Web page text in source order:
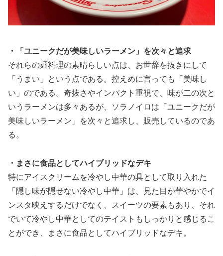
・「ユニークだが美味しいラーメン」を次々と追求
それらの麺料理の素晴らしい点は、お世辞を抜きにして
「うまい」という点である。控えめに言っても「美味し
い」のである。奇抜さやインパクト重視で、味が二の次と
いうラーメンは多々あるが、ソラノイロは「ユニークだが
美味しいラーメン」を次々と追求し、販売しているのであ
る。
・まさに食品としてハイブリッドなデキ
特にアイスクリームを冷やし中華の具として取り入れた
「隠し味が隠せない冷やし中華」は、見た目が華やかでイ
ンスタ映えするだけでなく、スイーツの要素もあり、それ
でいて冷やし中華としてのテイストもしっかりと感じるこ
とができ、まさに食品としてハイブリッドなデキ。